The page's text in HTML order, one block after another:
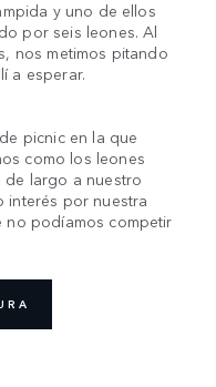
y uno de ellos
por seis leones. Al
nos metimos pitando
a esperar.
picnic en la que
como los leones
de largo a nuestro
interés por nuestra
no podíamos competir